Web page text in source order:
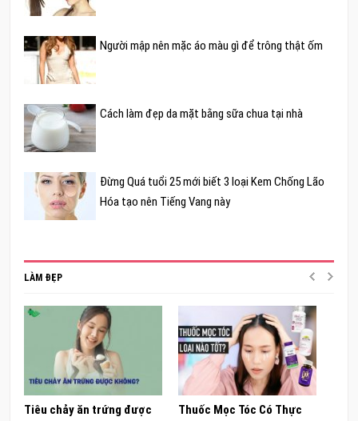
Người mập nên mặc áo màu gì để trông thật ốm
Cách làm đẹp da mặt bằng sữa chua tại nhà
Đừng Quá tuổi 25 mới biết 3 loại Kem Chống Lão
Hóa tạo nên Tiếng Vang này
LÀM ĐẸP
Tiêu chảy ăn trứng được
Thuốc Mọc Tóc Có Thực